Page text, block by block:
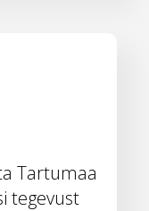
Tartumaa
tegevust